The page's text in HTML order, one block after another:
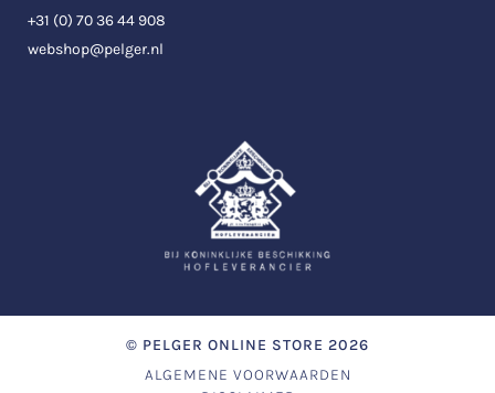
+31 (0) 70 36 44 908
webshop@pelger.nl
© PELGER ONLINE STORE 2026
ALGEMENE VOORWAARDEN